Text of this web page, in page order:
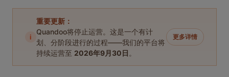
i
重要更新：
Quandoo将停止运营。这是一个有计
划、分阶段进行的过程——我们的平台将
持续运营至 2026年9月30日 。
更多详情